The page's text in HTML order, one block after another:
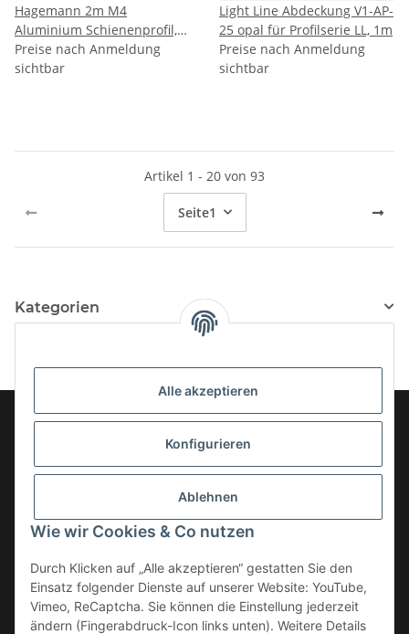
Alle akzeptieren
Konfigurieren
Ablehnen
Wie wir Cookies & Co nutzen
Durch Klicken auf „Alle akzeptieren“ gestatten Sie den
Einsatz folgender Dienste auf unserer Website: YouTube,
Vimeo, ReCaptcha. Sie können die Einstellung jederzeit
ändern (Fingerabdruck-Icon links unten). Weitere Details
Hagemann 2m M4
Aluminium Schienenprofil,
Fachhandel für LED-Streifen
Preise nach Anmeldung
sichtbar
Light Line Abdeckung V1-AP-
25 opal für Profilserie LL, 1m
Preise nach Anmeldung
sichtbar
Artikel 1 - 20 von 93
Seite1
Kategorien
Gesetzliche Informationen